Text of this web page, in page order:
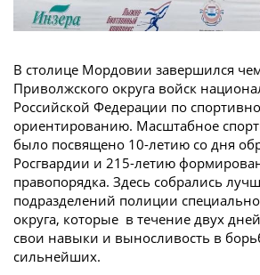
В столице Мордовии завершился
Приволжского округа войск
Российской Федерации по
ориентированию. Масштабное
было посвящено 10-летию со дня
Росгвардии и 215-летию
правопорядка. Здесь собрались
подразделений полиции
округа, которые в течение двух
свои навыки и выносливость в
сильнейших.